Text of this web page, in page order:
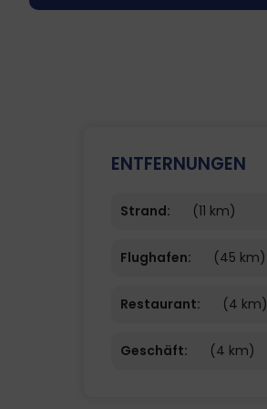
ENTFERNUNGEN
Strand: (11 km)
Flughafen: (45 km)
Restaurant: (4 km)
Geschäft: (4 km)